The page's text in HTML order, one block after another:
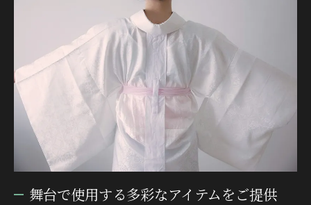
舞台で使用する多彩なアイテムをご提供